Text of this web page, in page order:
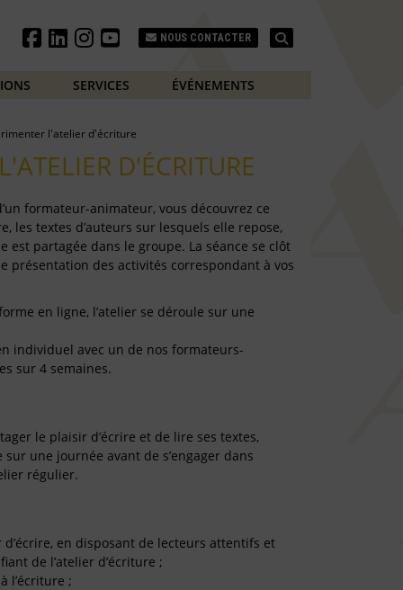
NOUS CONTACTER
SERVICES ÉVÉNEMENTS
l'atelier d'écriture
D'ÉCRITURE
formateur-animateur, vous découvrez ce
les textes d’auteurs sur lesquels elle repose,
est partagée dans le groupe. La séance se clôt
présentation des activités correspondant à vos
en ligne, l’atelier se déroule sur une
individuel avec un de nos formateurs-
sur 4 semaines.
le plaisir d’écrire et de lire ses textes,
une journée avant de s’engager dans
régulier.
en disposant de lecteurs attentifs et
de l’atelier d’écriture ;
l’écriture ;